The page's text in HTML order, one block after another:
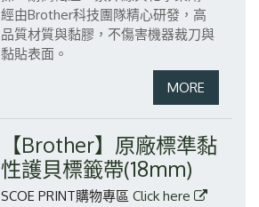
經由Brother科技團隊精心研發，高
品質材質與黏膠，不傷害機器裁刀與
黏貼表面。
【Brother】原廠標準黏
性護貝標籤帶(18mm)
SCOE PRINT購物專區 Click here